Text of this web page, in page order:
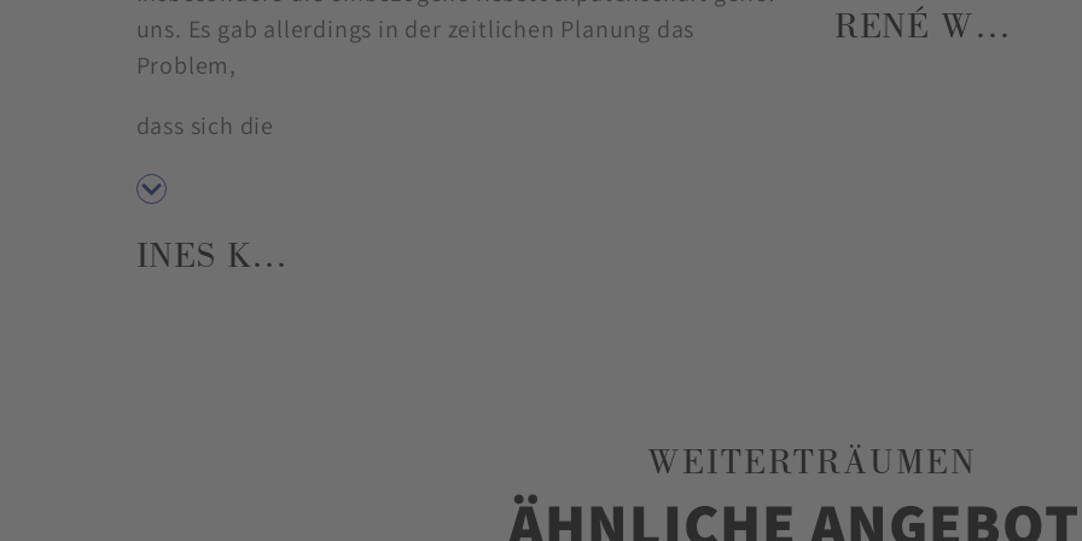
uns. Es gab allerdings in der zeitlichen Planung das
Problem,
dass sich die
INES K…
RENÉ W…
WEITERTRÄUMEN
ÄHNLICHE